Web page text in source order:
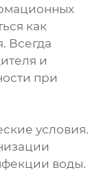
как
Всегда
и
при
условия.
воды.